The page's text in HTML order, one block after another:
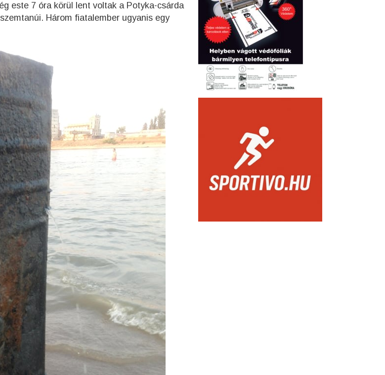
este 7 óra körül lent voltak a Potyka-csárda
Három fiatalember ugyanis egy